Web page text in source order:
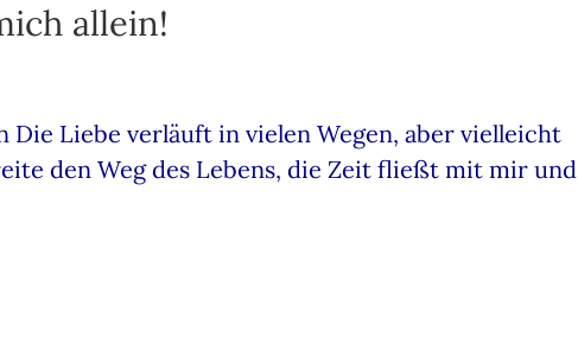
allein!
Die Liebe verläuft in vielen Wegen, aber vielleicht
den Weg des Lebens, die Zeit fließt mit mir und